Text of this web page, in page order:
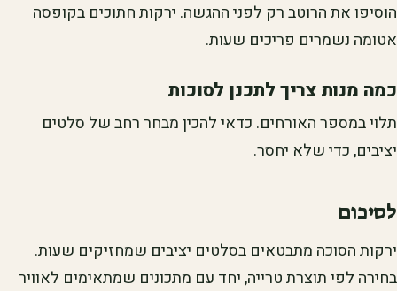
הוסיפו את הרוטב רק לפני ההגשה. ירקות חתוכים בקופסה
אטומה נשמרים פריכים שעות.
כמה מנות צריך לתכנן לסוכות
תלוי במספר האורחים. כדאי להכין מבחר רחב של סלטים
יציבים, כדי שלא יחסר.
לסיכום
ירקות הסוכה מתבטאים בסלטים יציבים שמחזיקים שעות.
בחירה לפי תוצרת טרייה, יחד עם מתכונים שמתאימים לאוויר